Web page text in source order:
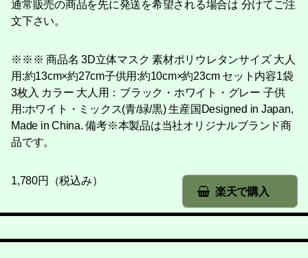
通常販売の商品を先に発送を希望される場合は 分けてご注
文下さい。
※※※ 商品名 3D立体マスク 素材ポリウレタンサイズ 大人
用:約13cm×約27cm子供用:約10cm×約23cm セット内容1袋
3枚入 カラー 大人用：ブラック・ホワイト・グレー 子供
用:ホワイト・ミックス(青/緑/黒) 生産国Designed in Japan,
Made in China. 備考※本製品は当社オリジナルブランド商
品です。
楽天で購入
1,780円（税込み）